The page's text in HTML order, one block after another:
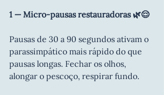
1 — Micro-pausas restauradoras 🌿😌
Pausas de 30 a 90 segundos ativam o
parassimpático mais rápido do que
pausas longas. Fechar os olhos,
alongar o pescoço, respirar fundo.